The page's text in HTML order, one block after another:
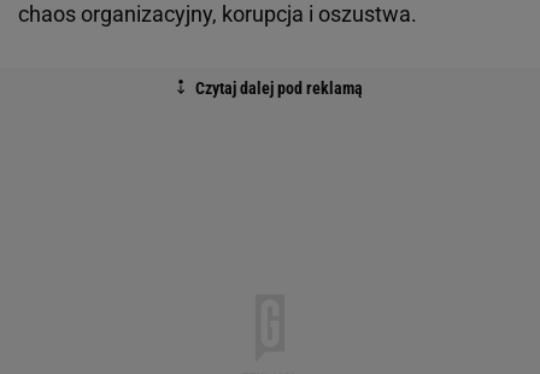
chaos organizacyjny, korupcja i oszustwa.